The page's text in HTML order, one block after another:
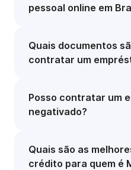
pessoal online em
Quais documentos
contratar um
Posso contratar um
negativado?
Quais são as
crédito para quem é